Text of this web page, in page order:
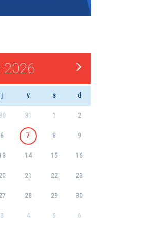
2026
j v s d
31 1 2
6 7 8 9
14 15 16
21 22 23
28 29 30
3 4 5 6